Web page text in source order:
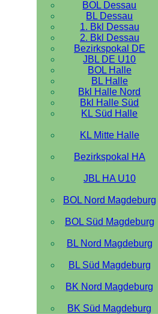
BOL Dessau
BL Dessau
1. Bkl Dessau
2. Bkl Dessau
Bezirkspokal DE
JBL DE U10
BOL Halle
BL Halle
Bkl Halle Nord
Bkl Halle Süd
KL Süd Halle
KL Mitte Halle
Bezirkspokal HA
JBL HA U10
BOL Nord Magdeburg
BOL Süd Magdeburg
BL Nord Magdeburg
BL Süd Magdeburg
BK Nord Magdeburg
BK Süd Magdeburg